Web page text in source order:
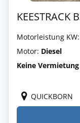
KEESTRACK
Motorleistung KW:
Motor: Diesel
Keine
QUICKBORN